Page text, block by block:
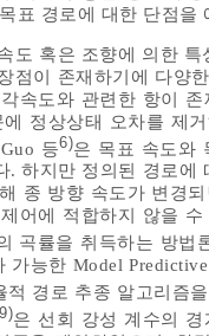
표 경로에 대한 단점
도 혹은 조향에 의한
점이 존재하기에 다양
속도와 관련한 항이
정상상태 오차를 제
등6)은 목표 속도와
. 하지만 정의된 경로
종 방향 속도가 변경
어에 적합하지 않을
곡률을 취득하는 방법
능한 Model
적 경로 추종 알고리즘
9)은 선회 강성 계수의